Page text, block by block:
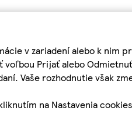
v zariadení alebo k
voľbou Prijať alebo
Vaše rozhodnutie však
na Nastavenia